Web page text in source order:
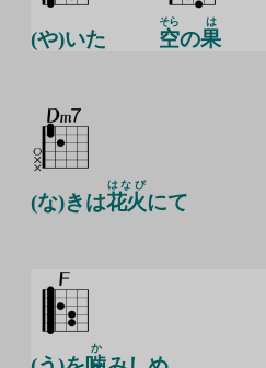
(や)いた 空
そら
の果
は
(な)きは花火
はなび
にて
か